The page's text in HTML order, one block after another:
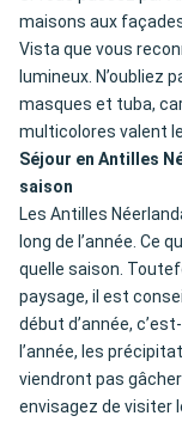
maisons aux
Vista que vous
lumineux. N’oubliez
masques et tuba,
multicolores valent
Séjour en Antilles
saison
Les Antilles
long de l’année. Ce
quelle saison.
paysage, il est
début d’année,
l’année, les
viendront pas
envisagez de visiter